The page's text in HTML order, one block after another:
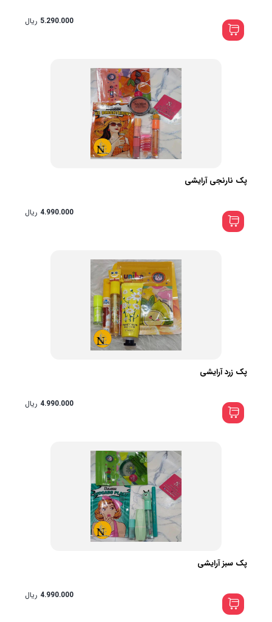
5.290.000 ریال
پک نارنجی آرایشی
4.990.000 ریال
پک زرد آرایشی
4.990.000 ریال
پک سبز آرایشی
4.990.000 ریال